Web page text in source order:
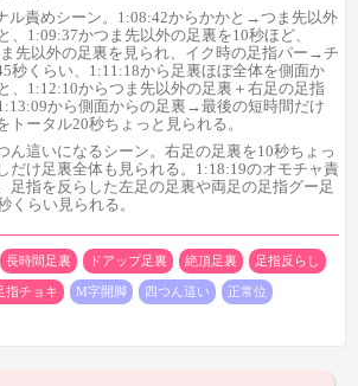
の見所である3シーン目のアナルオモチャ責
主に左足の足裏がよく見えています。シー
を見られ、中には足指グーチョキパーも見
で、表情豊かな足裏をお探しの方も要チェ
れくらい見られるかというと、
と→つま先以外を30秒ちょっと
外の足裏を10秒ほど
先以外の足裏を見られ、イク時の足指パー
45秒くらい
ほぼ全体を側面から10秒ちょっと
以外の足裏＋右足の足指グーを35秒
ル責めシーン。1:08:42からかかと→つま先以外
、1:09:37かつま先以外の足裏を10秒ほど、
先以外の足裏を見られ、イク時の足指パー→チ
秒くらい、1:11:18から足裏ほぼ全体を側面か
、1:12:10からつま先以外の足裏＋右足の足指
から側面からの足裏→最後の短時間だけ
トータル20秒ちょっと見られる。
ん這いになるシーン。右足の足裏を10秒ちょっ
だけ足裏全体も見られる。1:18:19のオモチャ責
足指を反らした左足の足裏や両足の足指グー足
くらい見られる。
長時間足裏 ドアップ足裏 絶頂足裏 足指反らし
指チョキ M字開脚 四つん這い 正常位